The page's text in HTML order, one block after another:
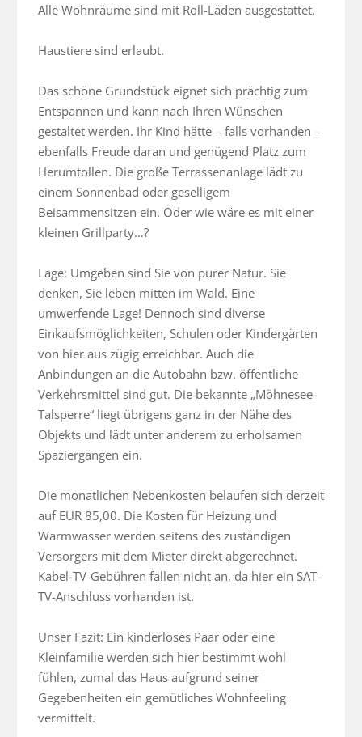
Alle Wohnräume sind mit Roll-Läden ausgestattet.
Haustiere sind erlaubt.
Das schöne Grundstück eignet sich prächtig zum
Entspannen und kann nach Ihren Wünschen
gestaltet werden. Ihr Kind hätte – falls vorhanden –
ebenfalls Freude daran und genügend Platz zum
Herumtollen. Die große Terrassenanlage lädt zu
einem Sonnenbad oder geselligem
Beisammensitzen ein. Oder wie wäre es mit einer
kleinen Grillparty…?
Lage: Umgeben sind Sie von purer Natur. Sie
denken, Sie leben mitten im Wald. Eine
umwerfende Lage! Dennoch sind diverse
Einkaufsmöglichkeiten, Schulen oder Kindergärten
von hier aus zügig erreichbar. Auch die
Anbindungen an die Autobahn bzw. öffentliche
Verkehrsmittel sind gut. Die bekannte „Möhnesee-
Talsperre“ liegt übrigens ganz in der Nähe des
Objekts und lädt unter anderem zu erholsamen
Spaziergängen ein.
Die monatlichen Nebenkosten belaufen sich derzeit
auf EUR 85,00. Die Kosten für Heizung und
Warmwasser werden seitens des zuständigen
Versorgers mit dem Mieter direkt abgerechnet.
Kabel-TV-Gebühren fallen nicht an, da hier ein SAT-
TV-Anschluss vorhanden ist.
Unser Fazit: Ein kinderloses Paar oder eine
Kleinfamilie werden sich hier bestimmt wohl
fühlen, zumal das Haus aufgrund seiner
Gegebenheiten ein gemütliches Wohnfeeling
vermittelt.